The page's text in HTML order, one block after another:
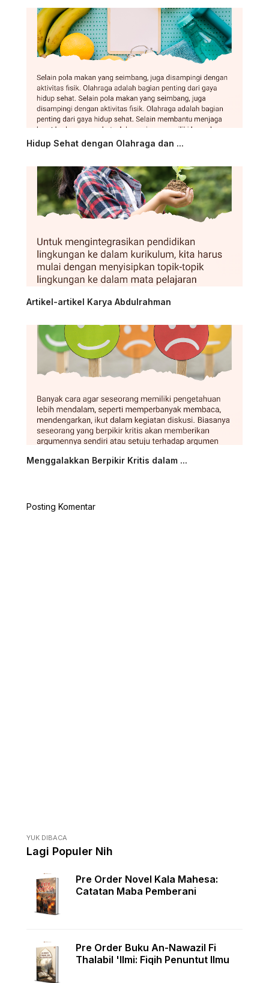
Hidup Sehat dengan Olahraga dan ...
Artikel-artikel Karya Abdulrahman
Menggalakkan Berpikir Kritis dalam ...
Posting Komentar
YUK DIBACA
Lagi Populer Nih
Pre Order Novel Kala Mahesa:
Catatan Maba Pemberani
Pre Order Buku An-Nawazil Fi
Thalabil 'Ilmi: Fiqih Penuntut Ilmu